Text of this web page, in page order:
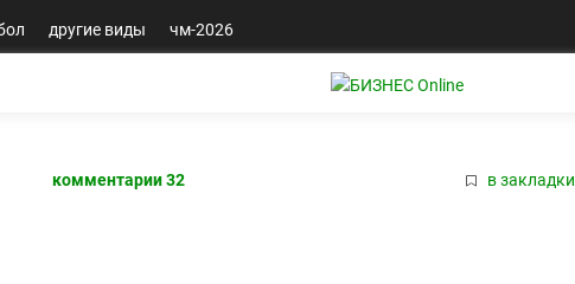
другие виды чм-2026
комментарии 32 в закладки